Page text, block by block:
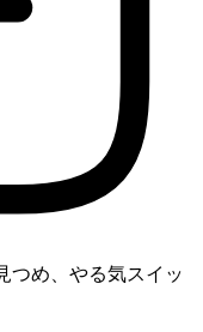
つめ、やる気スイッ